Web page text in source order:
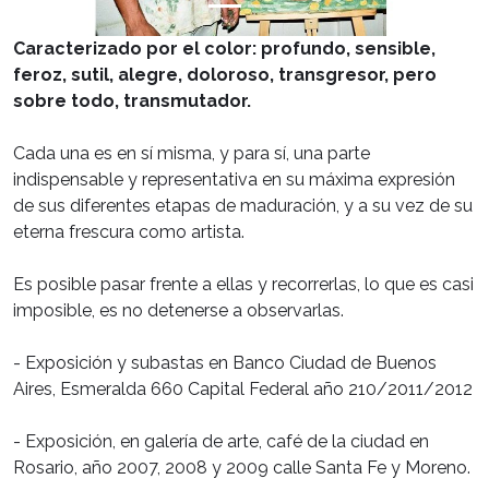
Caracterizado por el color: profundo, sensible,
feroz, sutil, alegre, doloroso, transgresor, pero
sobre todo, transmutador.
Cada una es en sí misma, y para sí, una parte
indispensable y representativa en su máxima expresión
de sus diferentes etapas de maduración, y a su vez de su
eterna frescura como artista.
Es posible pasar frente a ellas y recorrerlas, lo que es casi
imposible, es no detenerse a observarlas.
- Exposición y subastas en Banco Ciudad de Buenos
Aires, Esmeralda 660 Capital Federal año 210/2011/2012
- Exposición, en galería de arte, café de la ciudad en
Rosario, año 2007, 2008 y 2009 calle Santa Fe y Moreno.